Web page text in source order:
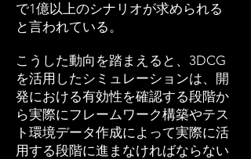
で1億以上のシナリオが求められる
と言われている。
こうした動向を踏まえると、3DCG
を活用したシミュレーションは、開
発における有効性を確認する段階か
ら実際にフレームワーク構築やテス
ト環境データ作成によって実際に活
用する段階に進まなければならない